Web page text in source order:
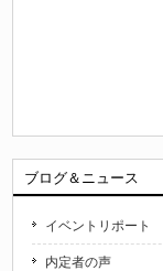
ブログ＆ニュース
イベントリポート
内定者の声